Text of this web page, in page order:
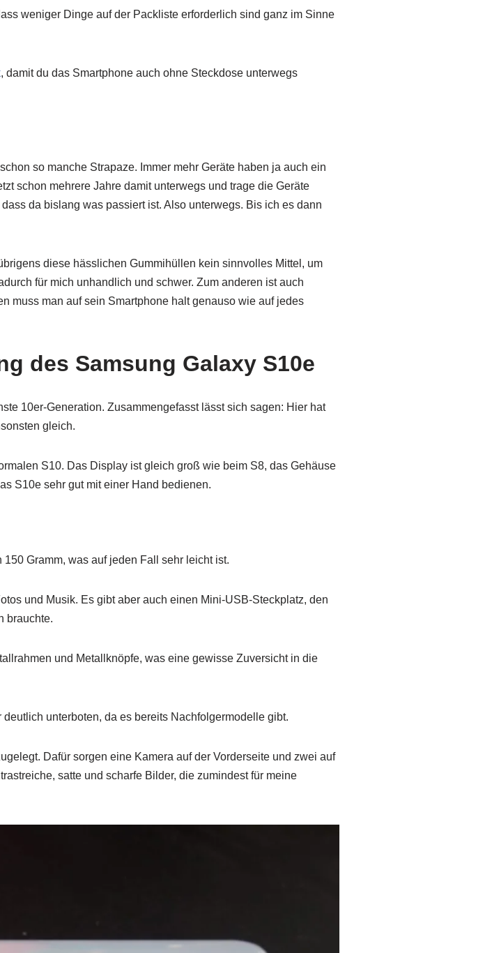
weniger Dinge auf der Packliste erforderlich sind ganz im Sinne
, damit du das Smartphone auch ohne Steckdose unterwegs
so manche Strapaze. Immer mehr Geräte haben ja auch ein
schon mehrere Jahre damit unterwegs und trage die Geräte
dass da bislang was passiert ist. Also unterwegs. Bis ich es dann
diese hässlichen Gummihüllen kein sinnvolles Mittel, um
für mich unhandlich und schwer. Zum anderen ist auch
muss man auf sein Smartphone halt genauso wie auf jedes
des Samsung Galaxy S10e
10er-Generation. Zusammengefasst lässt sich sagen: Hier hat
gleich.
S10. Das Display ist gleich groß wie beim S8, das Gehäuse
S10e sehr gut mit einer Hand bedienen.
Gramm, was auf jeden Fall sehr leicht ist.
und Musik. Es gibt aber auch einen Mini-USB-Steckplatz, den
brauchte.
und Metallknöpfe, was eine gewisse Zuversicht in die
unterboten, da es bereits Nachfolgermodelle gibt.
Dafür sorgen eine Kamera auf der Vorderseite und zwei auf
satte und scharfe Bilder, die zumindest für meine